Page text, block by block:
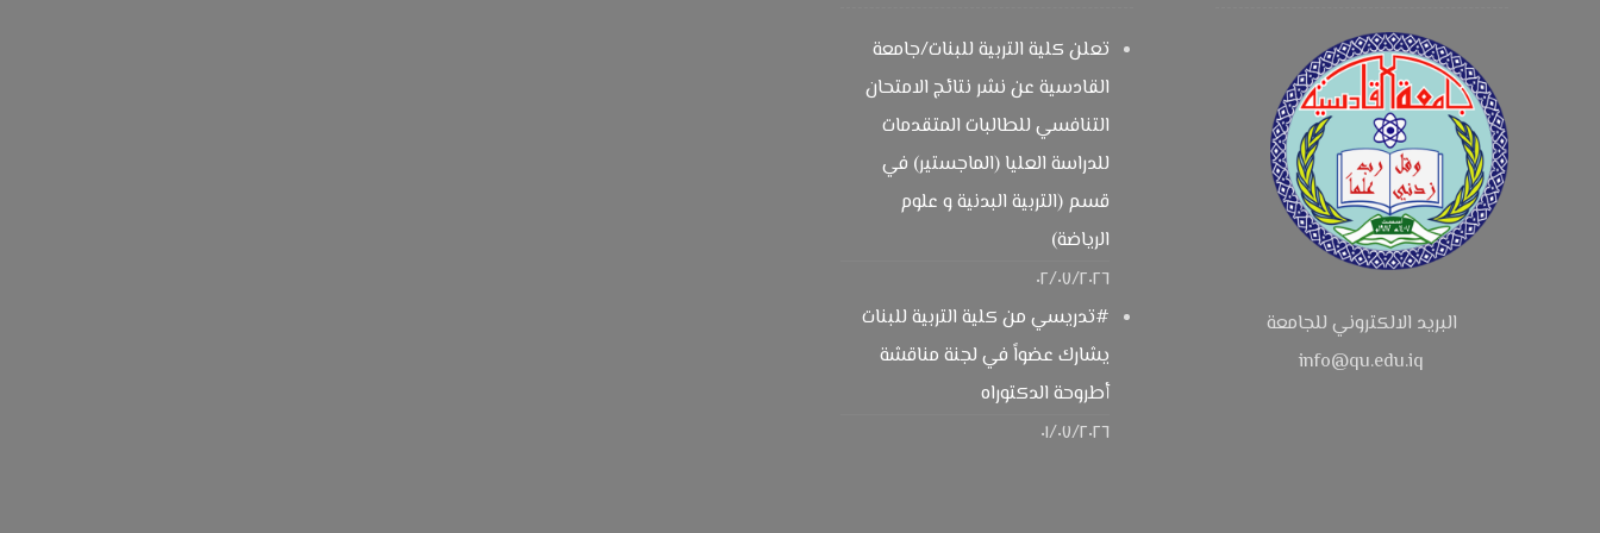
البريد الالكتروني للجامعة
info@qu.edu.iq
تعلن كلية التربية للبنات/جامعة
القادسية عن نشر نتائج الامتحان
التنافسي للطالبات المتقدمات
للدراسة العليا (الماجستير) في
قسم (التربية البدنية و علوم
الرياضة)
٠٢/٠٧/٢٠٢٦
#تدريسي من كلية التربية للبنات
يشارك عضواً في لجنة مناقشة
أطروحة الدكتوراه
٠١/٠٧/٢٠٢٦